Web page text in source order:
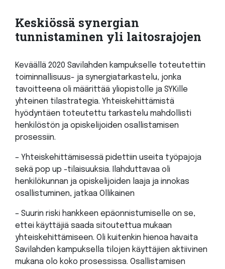
Keskiössä synergian
tunnistaminen yli laitosrajojen
Keväällä 2020 Savilahden kampukselle toteutettiin
toiminnallisuus- ja synergiatarkastelu, jonka
tavoitteena oli määrittää yliopistolle ja SYKille
yhteinen tilastrategia. Yhteiskehittämistä
hyödyntäen toteutettu tarkastelu mahdollisti
henkilöstön ja opiskelijoiden osallistamisen
prosessiin.
– Yhteiskehittämisessä pidettiin useita työpajoja
sekä pop up -tilaisuuksia. Ilahduttavaa oli
henkilökunnan ja opiskelijoiden laaja ja innokas
osallistuminen, jatkaa Ollikainen
– Suurin riski hankkeen epäonnistumiselle on se,
ettei käyttäjiä saada sitoutettua mukaan
yhteiskehittämiseen. Oli kuitenkin hienoa havaita
Savilahden kampuksella tilojen käyttäjien aktiivinen
mukana olo koko prosessissa. Osallistamisen